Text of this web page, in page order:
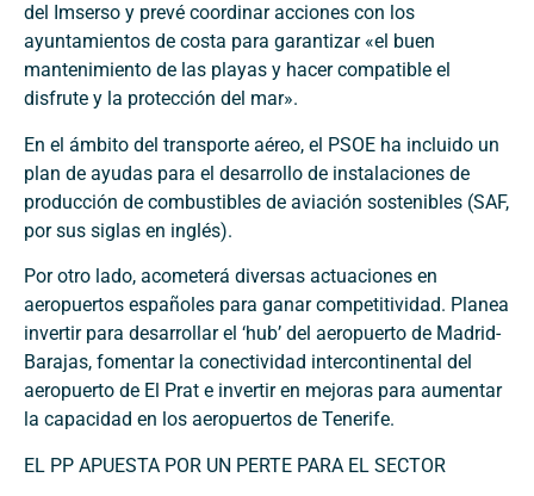
del Imserso y prevé coordinar acciones con los
ayuntamientos de costa para garantizar «el buen
mantenimiento de las playas y hacer compatible el
disfrute y la protección del mar».
En el ámbito del transporte aéreo, el PSOE ha incluido un
plan de ayudas para el desarrollo de instalaciones de
producción de combustibles de aviación sostenibles (SAF,
por sus siglas en inglés).
Por otro lado, acometerá diversas actuaciones en
aeropuertos españoles para ganar competitividad. Planea
invertir para desarrollar el ‘hub’ del aeropuerto de Madrid-
Barajas, fomentar la conectividad intercontinental del
aeropuerto de El Prat e invertir en mejoras para aumentar
la capacidad en los aeropuertos de Tenerife.
EL PP APUESTA POR UN PERTE PARA EL SECTOR